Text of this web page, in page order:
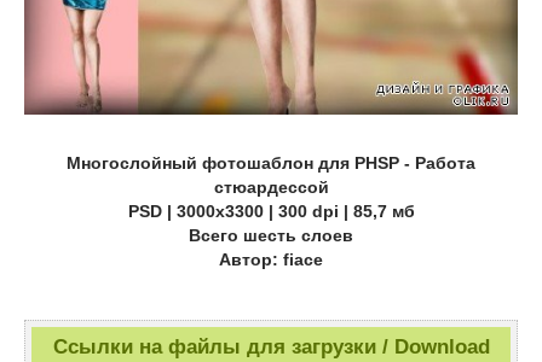
Многослойный фотошаблон для PHSP - Работа
стюардессой
PSD | 3000x3300 | 300 dpi | 85,7 мб
Всего шесть слоев
Автор: fiace
Ссылки на файлы для загрузки / Download